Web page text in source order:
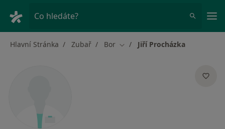
Co hledáte?
Hlavní Stránka Zubař Bor Změna města
Jiří Procházka